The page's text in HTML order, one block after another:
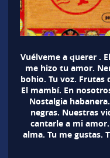
Vuélveme a querer .
me hizo tu amor.
bohio. Tu voz. Frutas
El mambí. En
Nostalgia
negras. Nuestras
cantarle a mi
alma. Tu me gustas.